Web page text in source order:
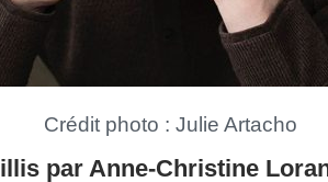
Crédit photo : Julie Artacho
par Anne-Christine